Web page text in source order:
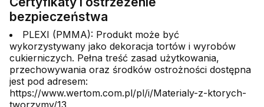
bezpieczeństwa
PLEXI (PMMA): Produkt może być
wykorzystywany jako dekoracja tortów i wyrobów
cukierniczych. Pełna treść zasad użytkowania,
przechowywania oraz środków ostrożności dostępna
jest pod adresem:
https://www.wertom.com.pl/pl/i/Materialy-z-ktorych-